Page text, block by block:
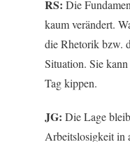
RS: Die
kaum verändert.
die Rhetorik bzw.
Situation. Sie
Tag kippen.
JG: Die Lage
Arbeitslosigkeit in